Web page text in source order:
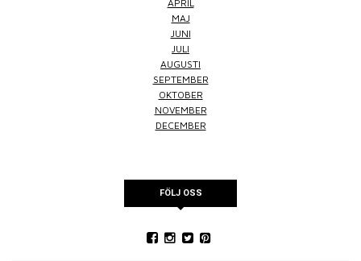
APRIL
MAJ
JUNI
JULI
AUGUSTI
SEPTEMBER
OKTOBER
NOVEMBER
DECEMBER
FÖLJ OSS